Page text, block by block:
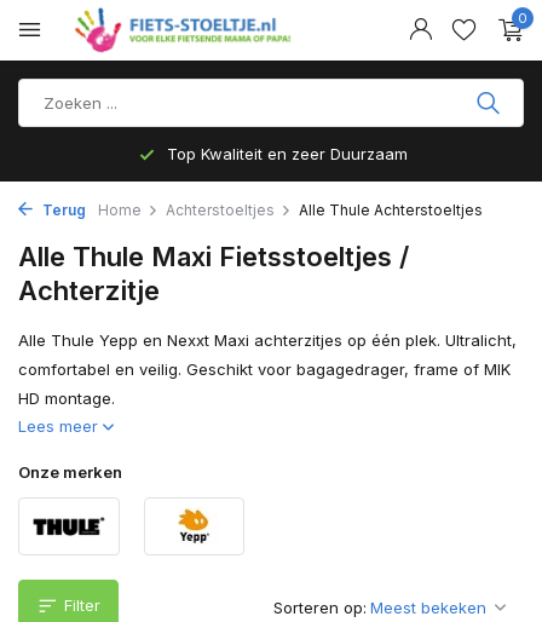
0
Top Kwaliteit en zeer Duurzaam
Terug Home Achterstoeltjes Alle Thule Achterstoeltjes
Alle Thule Maxi Fietsstoeltjes /
Achterzitje
Alle Thule Yepp en Nexxt Maxi achterzitjes op één plek. Ultralicht,
comfortabel en veilig. Geschikt voor bagagedrager, frame of MIK
HD montage.
Lees meer
Onze merken
Filter Sorteren op: